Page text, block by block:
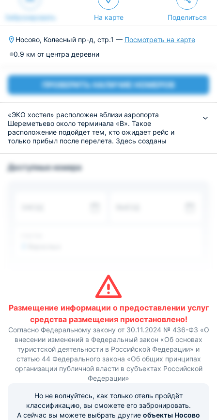
Забронировать На карте Поделиться
Носово, Колесный пр-д, стр.1 — Посмотреть на карте
0.9 км от центра деревни
ПРОВЕРИТЬ НАЛИЧИЕ НОМЕРОВ
«ЭКО хостел» расположен вблизи аэропорта
Шереметьево около терминала «В». Такое
расположение подойдет тем, кто ожидает рейс и
только прибыл после перелета. Здесь созданы
принадлежности.
«Шереметьево», одноименная станция метро. Также
рядом с терминалом «F» есть автобусная остановка
откуда курсирует общественный транспорт.
Доступные номера
Размещение информации о предоставлении услуг
средства размещения приостановлено!
Согласно Федеральному закону от 30.11.2024 № 436-ФЗ «О
внесении изменений в Федеральный закон «Об основах
туристской деятельности в Российской Федерации» и
статью 44 Федерального закона «Об общих принципах
организации публичной власти в субъектах Российской
Федерации»
Но не волнуйтесь, как только отель пройдёт
классификацию, вы сможете его забронировать.
А сейчас вы можете выбрать другие объекты Носово